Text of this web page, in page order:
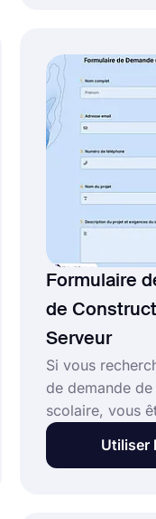
expérience
Formulaire
de
Serveur
Si vous
de demande
scolaire, vous
endroit ! Vous
formulaire de
Utiliser